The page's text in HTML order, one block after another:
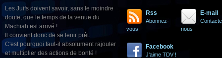
Les Juifs doivent savoir, sans le moindre
doute, que le temps de la venue du
Machiah est arrivé !
Il convient donc de se tenir prêt.
C'est pourquoi faut-il absolument rajouter
et multiplier des actions de bonté !
Rss
Abonnez-
vous
E-mail
nous
Facebook
J'aime TDV !